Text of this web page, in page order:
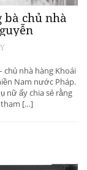
bà chủ nhà
chủ nhà hàng Khoái
Nam nước Pháp.
nữ ấy chia sẻ rằng
tham […]